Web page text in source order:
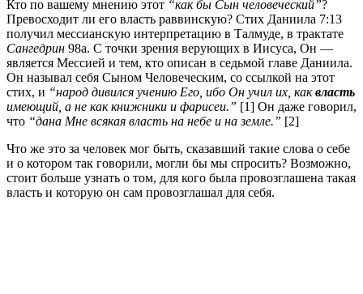
Кто по вашему мнению этот “как бы Сын человеческий”?
Превосходит ли его власть раввинскую? Стих Даниила 7:13
получил мессианскую интерпретацию в Талмуде, в трактате
Сангедрин 98a. С точки зрения верующих в Иисуса, Он —
является Мессией и тем, кто описан в седьмой главе Даниила.
Он называл себя Сыном Человеческим, со ссылкой на этот
стих, и “народ дивился учению Его, ибо Он учил их, каквласть
имеющий, а не как книжники и фарисеи.” [1] Он даже говорил,
что “дана Мне всякая власть на небе и на земле.” [2]
Что же это за человек мог быть, сказавший такие слова о себе
и о котором так говорили, могли бы мы спросить? Возможно,
стоит больше узнать о том, для кого была провозглашена такая
власть и которую он сам провозглашал для себя.